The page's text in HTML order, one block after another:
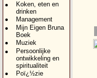
Koken, eten en
drinken
Management
Mijn Eigen Bruna
Boek
Muziek
Persoonlijke
ontwikkeling en
spiritualiteit
Poï¿½zie